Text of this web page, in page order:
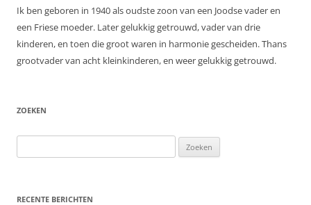
Ik ben geboren in 1940 als oudste zoon van een Joodse vader en
een Friese moeder. Later gelukkig getrouwd, vader van drie
kinderen, en toen die groot waren in harmonie gescheiden. Thans
grootvader van acht kleinkinderen, en weer gelukkig getrouwd.
ZOEKEN
naar:
RECENTE BERICHTEN